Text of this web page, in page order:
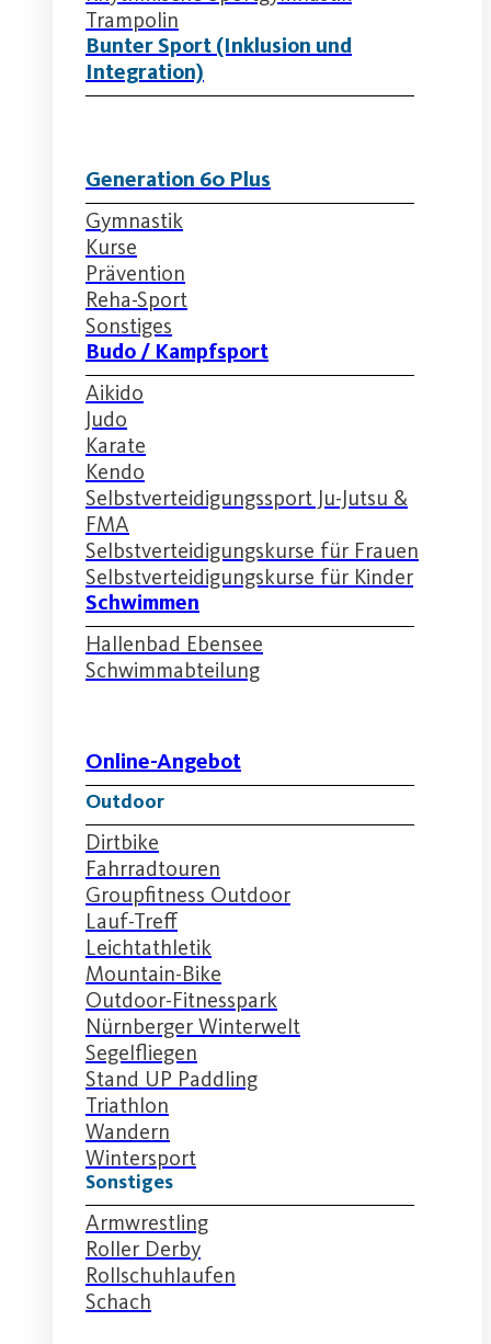
Trampolin
Bunter Sport (Inklusion und
Integration)
Generation 60 Plus
Gymnastik
Kurse
Prävention
Reha-Sport
Sonstiges
Budo / Kampfsport
Aikido
Judo
Karate
Kendo
Selbstverteidigungssport Ju-Jutsu &
FMA
Selbstverteidigungskurse für Frauen
Selbstverteidigungskurse für Kinder
Schwimmen
Hallenbad Ebensee
Schwimmabteilung
Online-Angebot
Outdoor
Dirtbike
Fahrradtouren
Groupfitness Outdoor
Lauf-Treff
Leichtathletik
Mountain-Bike
Outdoor-Fitnesspark
Nürnberger Winterwelt
Segelfliegen
Stand UP Paddling
Triathlon
Wandern
Wintersport
Sonstiges
Armwrestling
Roller Derby
Rollschuhlaufen
Schach